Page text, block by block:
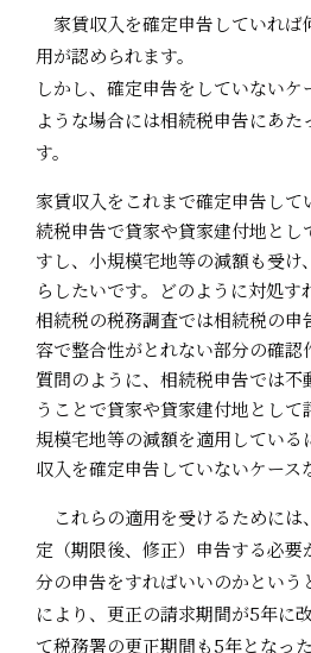
家賃収入を確定申告していれば
用が認められます。
しかし、確定申告をしていない
ような場合には相続税申告にあた
す。
家賃収入をこれまで確定申告して
続税申告で貸家や貸家建付地とし
すし、小規模宅地等の減額も受け
らしたいです。どのように対処す
相続税の税務調査では相続税の申
容で整合性がとれない部分の確認
質問のように、相続税申告では不
うことで貸家や貸家建付地とし
規模宅地等の減額を適用している
収入を確定申告していないケース
これらの適用を受けるためには
定（期限後、修正）申告する必要
分の申告をすればいいのかという
により、更正の請求期間が5年に
て税務署の更正期間も5年となっ